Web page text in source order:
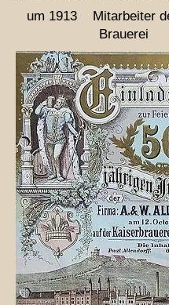
um 1913 Mitarbeiter
Brauerei